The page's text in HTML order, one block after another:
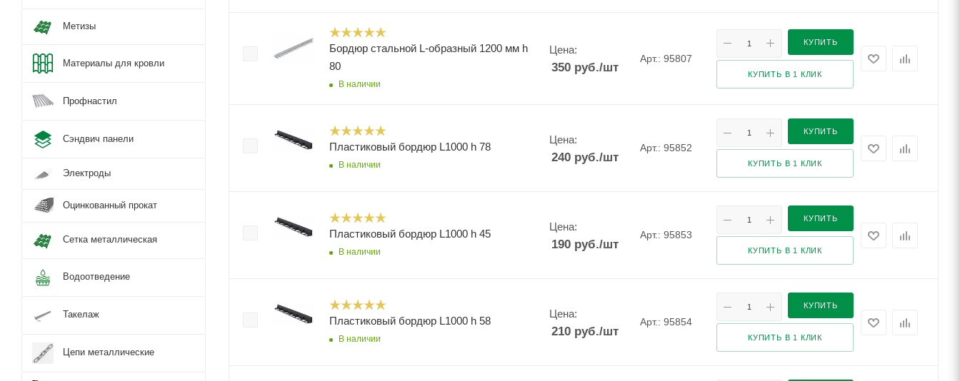
Бордюр стальной L-образный 1200 мм h
80
В наличии
Цена:
350руб./шт
Арт.: 95807
КУПИТЬ
КУПИТЬ В 1 КЛИК
Пластиковый бордюр L1000 h 78
В наличии
Цена:
240руб./шт
Арт.: 95852
КУПИТЬ
КУПИТЬ В 1 КЛИК
Пластиковый бордюр L1000 h 45
В наличии
Цена:
190руб./шт
Арт.: 95853
КУПИТЬ
КУПИТЬ В 1 КЛИК
Пластиковый бордюр L1000 h 58
В наличии
Цена:
210руб./шт
Арт.: 95854
КУПИТЬ
КУПИТЬ В 1 КЛИК
Метизы
Материалы для кровли
Профнастил
Сэндвич панели
Электроды
Оцинкованный прокат
Сетка металлическая
Водоотведение
Такелаж
Цепи металлические